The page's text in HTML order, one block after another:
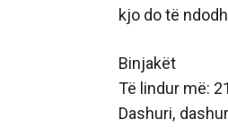
kjo do të
Binjakët
Të lindur më:
Dashuri,